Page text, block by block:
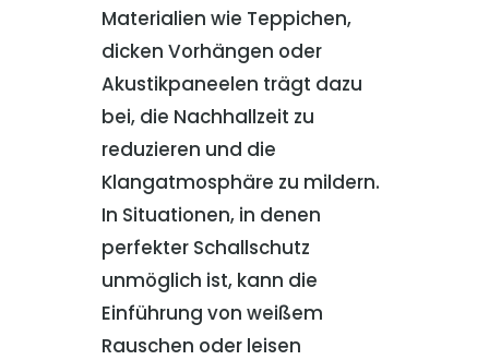
Materialien wie Teppichen,
dicken Vorhängen oder
Akustikpaneelen trägt dazu
bei, die Nachhallzeit zu
reduzieren und die
Klangatmosphäre zu mildern.
In Situationen, in denen
perfekter Schallschutz
unmöglich ist, kann die
Einführung von weißem
Rauschen oder leisen